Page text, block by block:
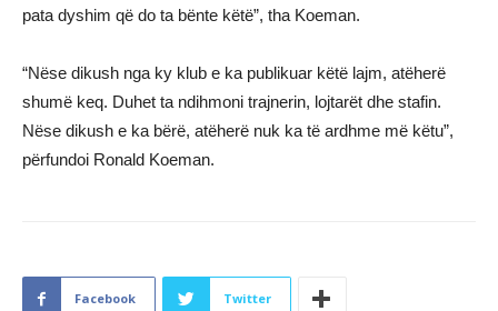
pata dyshim që do ta bënte këtë”, tha Koeman.
“Nëse dikush nga ky klub e ka publikuar këtë lajm, atëherë
shumë keq. Duhet ta ndihmoni trajnerin, lojtarët dhe stafin.
Nëse dikush e ka bërë, atëherë nuk ka të ardhme më këtu”,
përfundoi Ronald Koeman.
Facebook Twitter